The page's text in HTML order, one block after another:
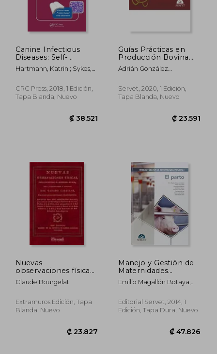
₡ 64.213
Canine Infectious
Diseases: Self-
Assessment Color
Review (en Inglés)
Hartmann, Katrin ; Sykes,
CRC Press, 2018, 1 Edición,
Tapa Blanda, Nuevo
Guías Prácticas en
Producción Bovina.
Enfermedades de las
Pezuñas: 7
Adrián González
Molinero Arg&Uuml;Ello
Servet, 2020, 1 Edición,
Tapa Blanda, Nuevo
₡
Nuevas
observaciones físicas,
concernientes á la
economia rural, cria,
aumento del ganado
caballar (Veterinaria)
Claude Bourgelat
Extramuros Edición, Tapa
Blanda, Nuevo
Manejo y Gestión de
Maternidades
Porcinas i. El Parto
Emilio Magallón Botaya;
Roberto Bautista Moreno;
Boris Alonso Sánchez; José
Ignacio Cano Latorre; Silvia
Prieto Martínez; Pablo
Editorial Servet, 2014, 1
Edición, Tapa Dura, Nuevo